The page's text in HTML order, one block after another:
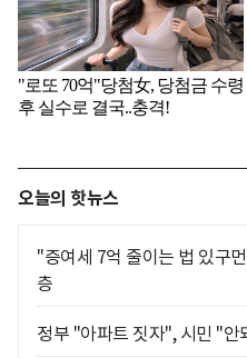
오늘의 핫뉴스
"증여세 7억 줄이는 법 있구
층
정부 "아파트 짓자", 시민 "